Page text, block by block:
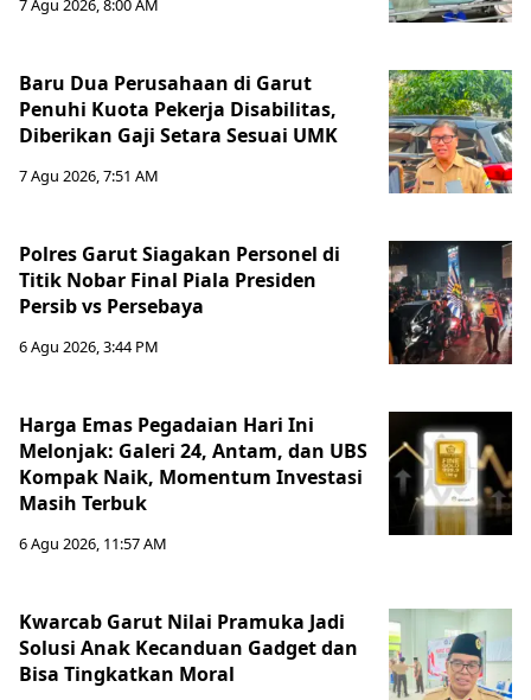
7 Agu 2026, 8:00 AM
Baru Dua Perusahaan di Garut
Penuhi Kuota Pekerja Disabilitas,
Diberikan Gaji Setara Sesuai UMK
7 Agu 2026, 7:51 AM
Polres Garut Siagakan Personel di
Titik Nobar Final Piala Presiden
Persib vs Persebaya
6 Agu 2026, 3:44 PM
Harga Emas Pegadaian Hari Ini
Melonjak: Galeri 24, Antam, dan UBS
Kompak Naik, Momentum Investasi
Masih Terbuk
6 Agu 2026, 11:57 AM
Kwarcab Garut Nilai Pramuka Jadi
Solusi Anak Kecanduan Gadget dan
Bisa Tingkatkan Moral